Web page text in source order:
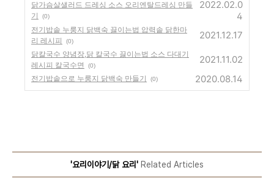
닭가슴살샐러드 드레싱 소스 오리엔탈드레싱 만들
기
(0)
2022.02.0
4
전기밥솥 누룽지 닭백숙 끓이는법 압력솥 닭한마
리 레시피
(0)
2021.12.17
닭칼국수 양념장,닭 칼국수 끓이는법 소스 다대기
레시피 칼국수면
(0)
2021.11.02
전기밥솥으로 누룽지 닭백숙 만들기 (0) 2020.08.14
'요리이야기/닭 요리' Related Articles